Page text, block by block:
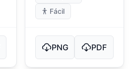
Fácil
PNG PDF